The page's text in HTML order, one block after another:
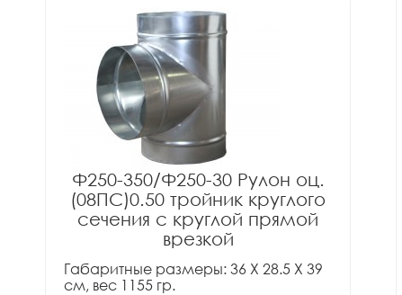
Ф250-350/Ф250-30 Рулон оц.
(08ПС)0.50 тройник круглого
сечения с круглой прямой
врезкой
Габаритные размеры: 36 X 28.5 X 39
см, вес 1155 гр.